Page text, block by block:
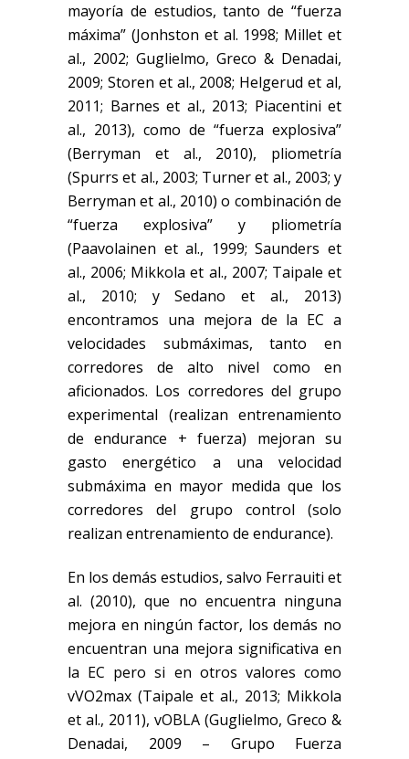
mayoría de estudios, tanto de “fuerza
máxima” (Jonhston et al. 1998; Millet et
al., 2002; Guglielmo, Greco & Denadai,
2009; Storen et al., 2008; Helgerud et al,
2011; Barnes et al., 2013; Piacentini et
al., 2013), como de “fuerza explosiva”
(Berryman et al., 2010), pliometría
(Spurrs et al., 2003; Turner et al., 2003; y
Berryman et al., 2010) o combinación de
“fuerza explosiva” y pliometría
(Paavolainen et al., 1999; Saunders et
al., 2006; Mikkola et al., 2007; Taipale et
al., 2010; y Sedano et al., 2013)
encontramos una mejora de la EC a
velocidades submáximas, tanto en
corredores de alto nivel como en
aficionados. Los corredores del grupo
experimental (realizan entrenamiento
de endurance + fuerza) mejoran su
gasto energético a una velocidad
submáxima en mayor medida que los
corredores del grupo control (solo
realizan entrenamiento de endurance).
En los demás estudios, salvo Ferrauiti et
al. (2010), que no encuentra ninguna
mejora en ningún factor, los demás no
encuentran una mejora significativa en
la EC pero si en otros valores como
vVO2max (Taipale et al., 2013; Mikkola
et al., 2011), vOBLA (Guglielmo, Greco &
Denadai, 2009 – Grupo Fuerza